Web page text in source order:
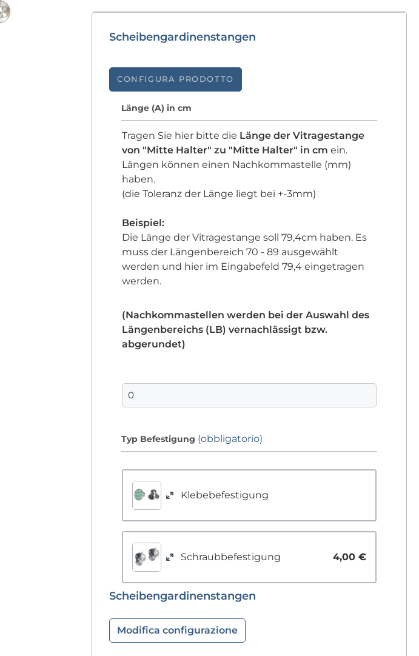
Scheibengardinenstangen
CONFIGURA PRODOTTO
Länge (A) in cm
Tragen Sie hier bitte die Länge der Vitragestange
von "Mitte Halter" zu "Mitte Halter" in cm ein.
Längen können einen Nachkommastelle (mm)
haben.
(die Toleranz der Länge liegt bei +-3mm)
Beispiel:
Die Länge der Vitragestange soll 79,4cm haben. Es
muss der Längenbereich 70 - 89 ausgewählt
werden und hier im Eingabefeld 79,4 eingetragen
werden.
(Nachkommastellen werden bei der Auswahl des
Längenbereichs (LB) vernachlässigt bzw.
abgerundet)
Typ Befestigung (obbligatorio)
Klebebefestigung
Schraubbefestigung 4,00 €
Scheibengardinenstangen
Modifica configurazione